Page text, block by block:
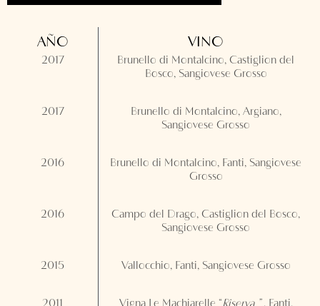
AÑO
2017
VINO
Brunello di Montalcino, Castiglion del
Bosco, Sangiovese Grosso
2017
Brunello di Montalcino, Argiano,
Sangiovese Grosso
2016
Brunello di Montalcino, Fanti, Sangiovese
Grosso
2016
Campo del Drago, Castiglion del Bosco,
Sangiovese Grosso
2015 Vallocchio, Fanti, Sangiovese Grosso
2011 Vigna Le Machiarelle “Riserva ”, Fanti,